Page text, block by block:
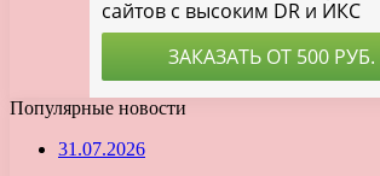
Популярные новости
31.07.2026